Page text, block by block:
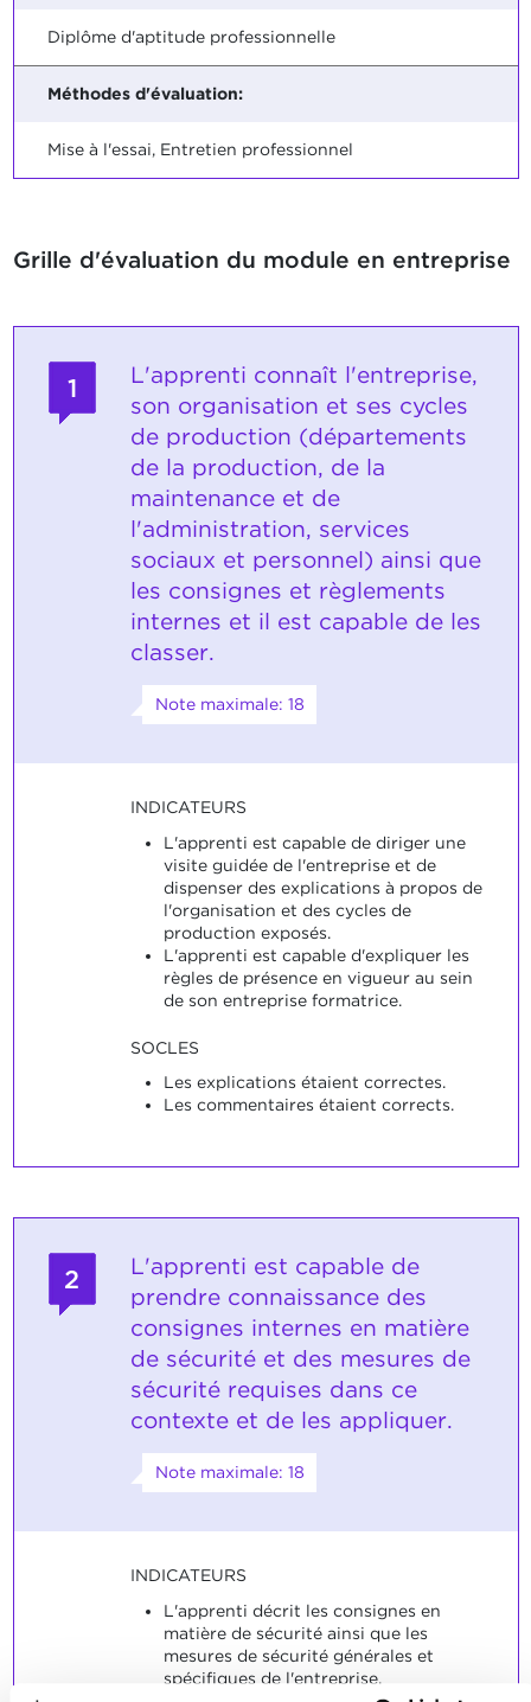
Diplôme d'aptitude professionnelle
Méthodes d'évaluation:
Mise à l'essai, Entretien professionnel
Grille d'évaluation du module en entreprise
1
L'apprenti connaît l'entreprise,
son organisation et ses cycles
de production (départements
de la production, de la
maintenance et de
l'administration, services
sociaux et personnel) ainsi que
les consignes et règlements
internes et il est capable de les
classer.
Note maximale: 18
INDICATEURS
L'apprenti est capable de diriger une
visite guidée de l'entreprise et de
dispenser des explications à propos de
l'organisation et des cycles de
production exposés.
L'apprenti est capable d'expliquer les
règles de présence en vigueur au sein
de son entreprise formatrice.
SOCLES
Les explications étaient correctes.
Les commentaires étaient corrects.
2
L'apprenti est capable de
prendre connaissance des
consignes internes en matière
de sécurité et des mesures de
sécurité requises dans ce
contexte et de les appliquer.
Note maximale: 18
INDICATEURS
L'apprenti décrit les consignes en
matière de sécurité ainsi que les
mesures de sécurité générales et
spécifiques de l'entreprise.